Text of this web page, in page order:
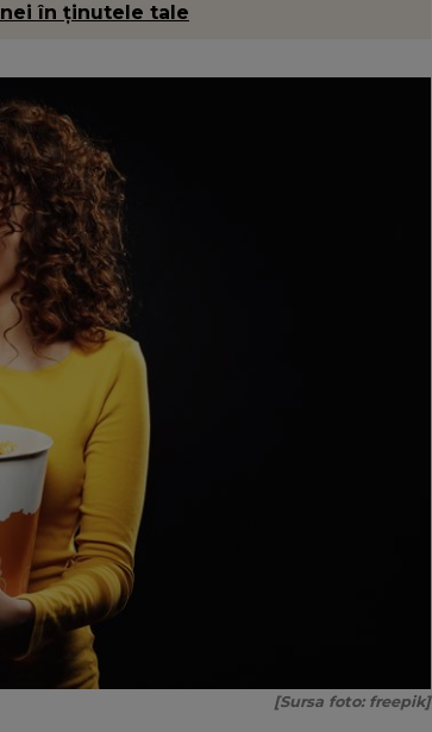
în ținutele tale
[Sursa foto: freepik]